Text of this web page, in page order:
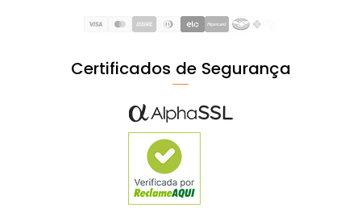
Certificados de Segurança